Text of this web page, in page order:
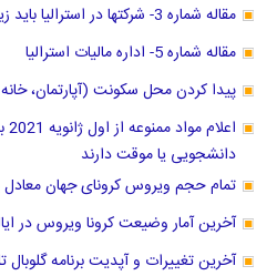
مقاله شماره 3- شرکتها در استرالیا باید زیر نظر ASIC ثبت شوند
مقاله شماره 5- اداره مالیات استرالیا
پیدا کردن محل سکونت (آپارتمان، خانه
دانشجویی یا موقت دارند
تمام حجم ویروس کرونای جهان
آخرین آمار وضیعت کرونا ویروس در
آخرین تغییرات و آپدیت برنامه گلوبال تلنت از